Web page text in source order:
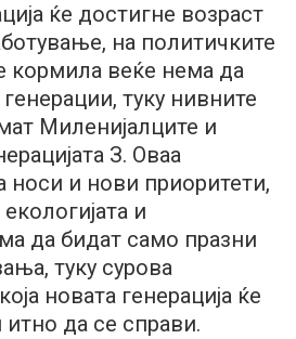
ќе достигне возраст
на политичките
кормила веќе нема да
туку нивните
Миленијалците и
З. Оваа
носи и нови приоритети,
и
да бидат само празни
туку сурова
новата генерација ќе
да се справи.